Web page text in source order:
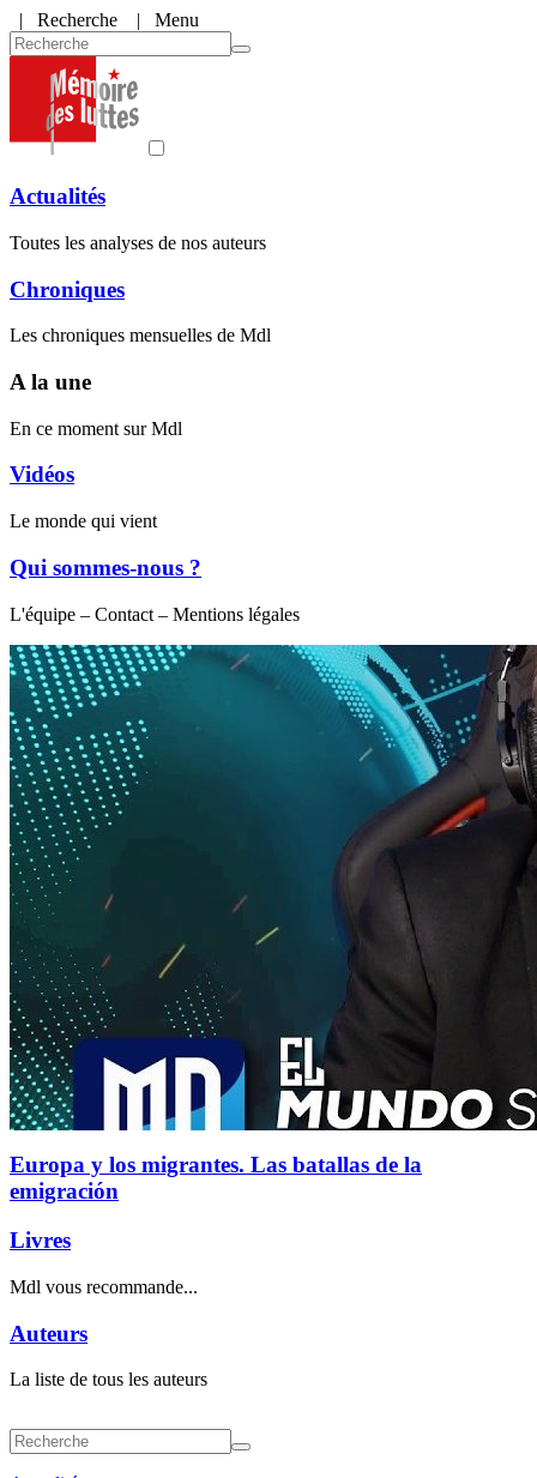
| Recherche | Menu
Actualités
Toutes les analyses de nos auteurs
Chroniques
Les chroniques mensuelles de Mdl
A la une
En ce moment sur Mdl
Vidéos
Le monde qui vient
Qui sommes-nous ?
L'équipe – Contact – Mentions légales
Europa y los migrantes. Las batallas de la
emigración
Livres
Mdl vous recommande...
Auteurs
La liste de tous les auteurs